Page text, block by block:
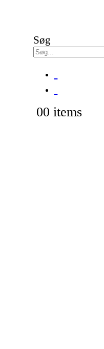
Søg
00 items